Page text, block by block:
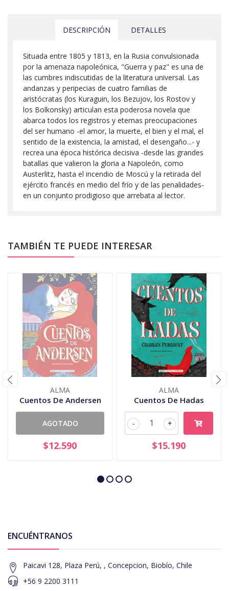
DESCRIPCIÓN DETALLES
Situada entre 1805 y 1813, en la Rusia convulsionada
por la amenaza napoleónica, "Guerra y paz" es una de
las cumbres indiscutidas de la literatura universal. Las
andanzas y peripecias de cuatro familias de
aristócratas (los Kuraguin, los Bezujov, los Rostov y
los Bolkonsky) articulan esta poderosa novela que
abarca todos los registros y eternas preocupaciones
del ser humano -el amor, la muerte, el bien y el mal, el
sentido de la existencia, la amistad, el desengaño...- y
recrea una época histórica decisiva -desde las grandes
batallas que valieron la gloria a Napoleón, como
Austerlitz, hasta el incendio de Moscú y la retirada del
ejército francés en medio del frío y de las penalidades-
en un conjunto prodigioso que arrebata al lector.
TAMBIÉN TE PUEDE INTERESAR
ALMA
Cuentos De Andersen
AGOTADO
$12.590
ALMA
Cuentos De Hadas
+
-
$15.190
ENCUÉNTRANOS
Paicavi 128, Plaza Perú, , Concepcion, Biobío, Chile
+56 9 2200 3111